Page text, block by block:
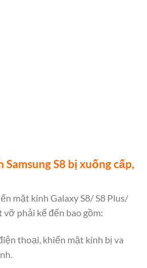
S8 bị xuống cấp,
mặt kính Galaxy S8/ S8 Plus/
vỡ phải kể đến bao gồm:
thoại, khiến mặt kính bị va